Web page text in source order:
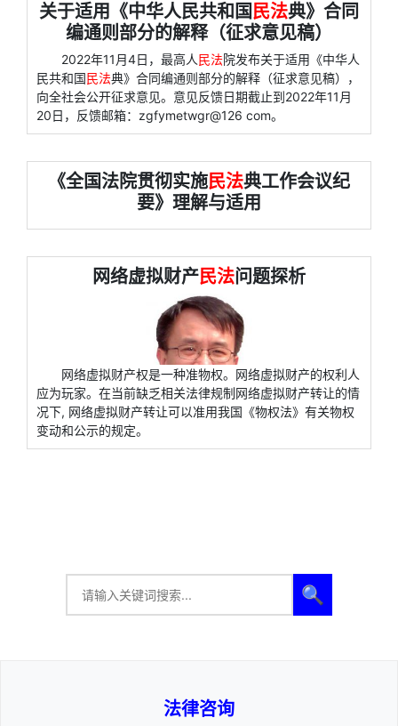
关于适用《中华人民共和国民法典》合同
编通则部分的解释（征求意见稿）
2022年11月4日，最高人民法院发布关于适用《中华人
民共和国民法典》合同编通则部分的解释（征求意见稿），
向全社会公开征求意见。意见反馈日期截止到2022年11月
20日，反馈邮箱：zgfymetwgr@126 com。
《全国法院贯彻实施民法典工作会议纪
要》理解与适用
网络虚拟财产民法问题探析
网络虚拟财产权是一种准物权。网络虚拟财产的权利人
应为玩家。在当前缺乏相关法律规制网络虚拟财产转让的情
况下, 网络虚拟财产转让可以准用我国《物权法》有关物权
变动和公示的规定。
🔍
法律咨询